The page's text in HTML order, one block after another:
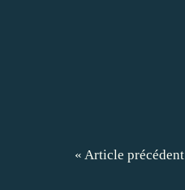
« Article précédent